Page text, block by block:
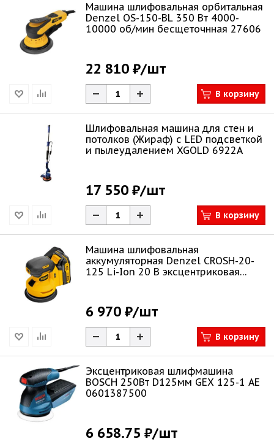
Машина шлифовальная орбитальная
Denzel OS-150-BL 350 Вт 4000-
10000 об/мин бесщеточнная 27606
22 810 ₽/шт
В корзину
Шлифовальная машина для стен и
потолков (Жираф) c LED подсветкой
и пылеудалением XGOLD 6922A
17 550 ₽/шт
В корзину
Машина шлифовальная
аккумуляторная Denzel CROSH-20-
125 Li-Ion 20 В эксцентриковая
6 970 ₽/шт
В корзину
Эксцентриковая шлифмашина
BOSCH 250Bт D125мм GEX 125-1 AE
0601387500
6 658.75 ₽/шт